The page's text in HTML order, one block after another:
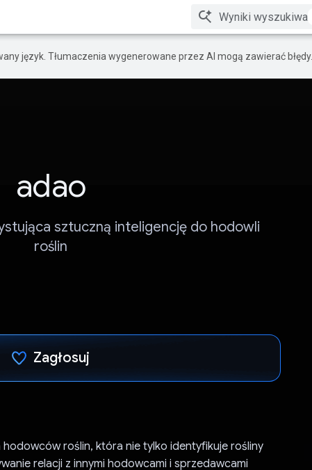
język. Tłumaczenia wygenerowane przez AI mogą zawierać błędy.
adao
sztuczną inteligencję do hodowli
roślin
Zagłosuj
roślin, która nie tylko identyfikuje rośliny
relacji z innymi hodowcami i sprzedawcami